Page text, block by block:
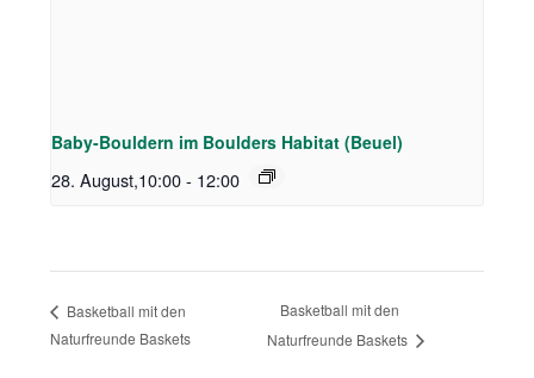
Baby-Bouldern im Boulders Habitat (Beuel)
28. August,10:00 - 12:00
Basketball mit den
Naturfreunde Baskets
Basketball mit den
Naturfreunde Baskets